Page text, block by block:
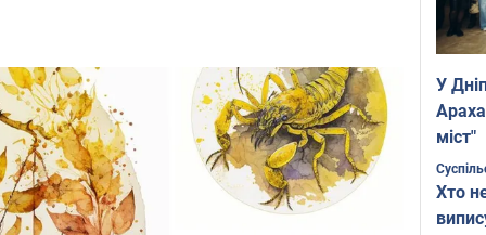
У
міст"
Хто